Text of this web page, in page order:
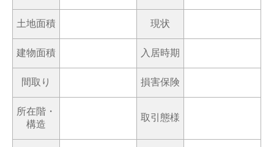
土地面積 現状
建物面積 入居時期
間取り 損害保険
所在階・
構造
取引態様